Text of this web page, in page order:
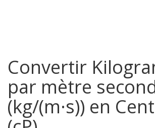
Convertir
par mètre
(kg/(m·s)) en